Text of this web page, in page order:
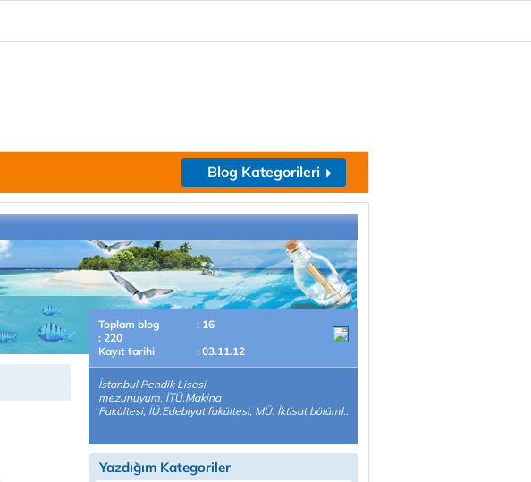
Blog Kategorileri
Toplam blog
: 16
: 220
Kayıt tarihi
: 03.11.12
İstanbul Pendik Lisesi
mezunuyum. İTÜ.Makina
Fakültesi, İÜ.Edebiyat fakültesi, MÜ. İktisat bölüml..
Yazdığım Kategoriler